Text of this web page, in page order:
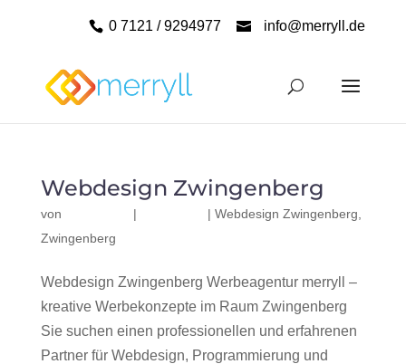
0 7121 / 9294977 info@merryll.de
Webdesign Zwingenberg
von | | Webdesign Zwingenberg
Zwingenberg
Webdesign Zwingenberg Werbeagentur merryll –
kreative Werbekonzepte im Raum Zwingenberg
Sie suchen einen professionellen und erfahrenen
Partner für Webdesign, Programmierung und